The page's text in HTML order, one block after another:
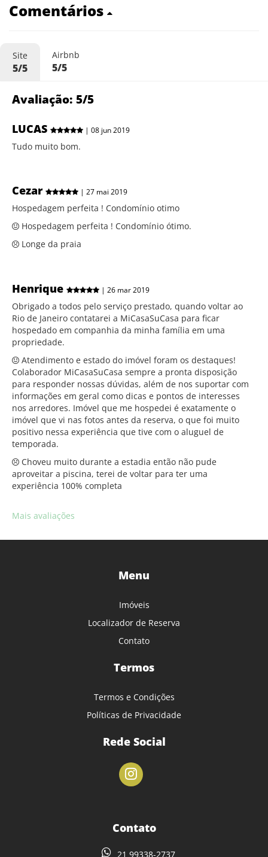
Comentários
Site
5/5
Airbnb
5/5
Avaliação: 5/5
LUCAS | 08 jun 2019
Tudo muito bom.
Cezar | 27 mai 2019
Hospedagem perfeita ! Condomínio otimo
Hospedagem perfeita ! Condomínio ótimo.
Longe da praia
Henrique | 26 mar 2019
Obrigado a todos pelo serviço prestado, quando voltar ao
Rio de Janeiro contatarei a MiCasaSuCasa para ficar
hospedado em companhia da minha família em uma
propriedade.
Atendimento e estado do imóvel foram os destaques!
Colaborador MiCasaSuCasa sempre a pronta disposição
para responder nossas dúvidas, além de nos suportar com
informações em geral como dicas e pontos de interesses
nos arredores. Imóvel que me hospedei é exatamente o
imóvel que vi nas fotos antes da reserva, o que foi muito
positivo nessa experiência que tive com o aluguel de
temporada.
Choveu muito durante a estadia então não pude
aproveitar a piscina, terei de voltar para ter uma
experiência 100% completa
Mais avaliações
Menu
Imóveis
Localizador de Reserva
Contato
Termos
Termos e Condições
Políticas de Privacidade
Rede Social
Contato
21 99338-2737